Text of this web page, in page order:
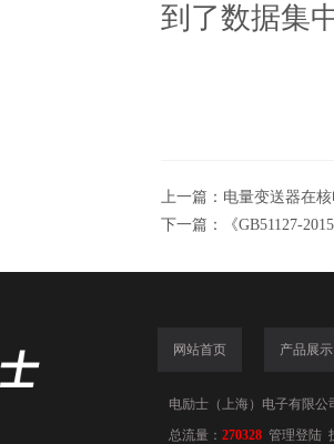
到了数据集
上一篇： 电量变送器在
下一篇：
《GB51127-
网站首页 产品展示
电励士（上海）电子有限公
总流量： 270328 管理登陆